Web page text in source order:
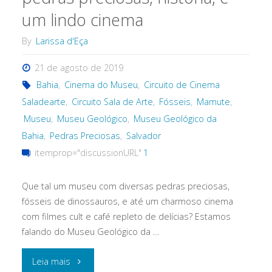
um lindo cinema
By Larissa d'Eça
21 de agosto de 2019
Bahia, Cinema do Museu, Circuito de Cinema
Saladearte, Circuito Sala de Arte, Fósseis, Mamute,
Museu, Museu Geológico, Museu Geológico da
Bahia, Pedras Preciosas, Salvador
itemprop="discussionURL" 1
Que tal um museu com diversas pedras preciosas,
fósseis de dinossauros, e até um charmoso cinema
com filmes cult e café repleto de delícias? Estamos
falando do Museu Geológico da …
Leia mais "Uma